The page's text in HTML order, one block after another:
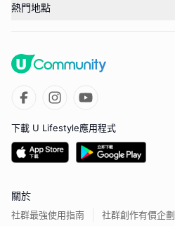
熱門地點
下載 U Lifestyle應用程式
關於
社群最強使用指南 社群創作有價企劃